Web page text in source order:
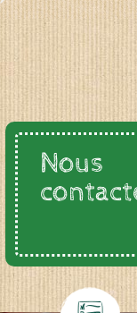
Nous